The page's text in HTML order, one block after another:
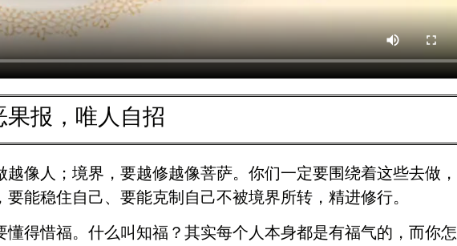
果报，唯人自招
像人；境界，要越修越像菩萨。你们一定要围绕着这些去做
能稳住自己、要能克制自己不被境界所转，精进修行。
得惜福。什么叫知福？其实每个人本身都是有福气的，而你